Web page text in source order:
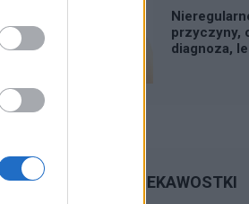
przyczyny,
diagnoza,
CIEKAWOSTKI